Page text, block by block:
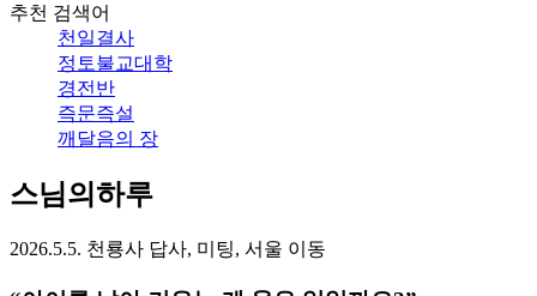
추천 검색어
천일결사
정토불교대학
경전반
즉문즉설
깨달음의 장
스님의하루
2026.5.5. 천룡사 답사, 미팅, 서울 이동